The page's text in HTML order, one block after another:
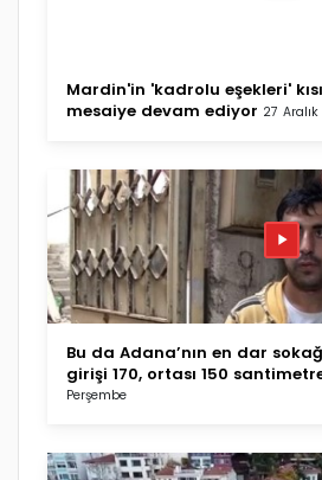
Mardin'in 'kadrolu eşekleri'
mesaiye devam ediyor 27
Bu da Adana’nın en dar
girişi 170, ortası 150
Perşembe